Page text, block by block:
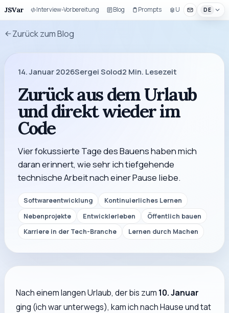
JSVar Interview-Vorbereitung Blog Prompts UI-Baukasten
DE
Zurück zum Blog
14. Januar 2026Sergei Solod2 Min. Lesezeit
Zurück aus dem Urlaub
und direkt wieder im
Code
Vier fokussierte Tage des Bauens haben mich
daran erinnert, wie sehr ich tiefgehende
technische Arbeit nach einer Pause liebe.
Softwareentwicklung
Kontinuierliches Lernen
Nebenprojekte
Entwicklerleben
Öffentlich bauen
Karriere in der Tech-Branche
Lernen durch Machen
Nach einem langen Urlaub, der bis zum 10. Januar
ging (ich war unterwegs), kam ich nach Hause und tat